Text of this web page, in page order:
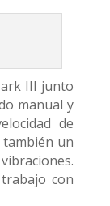
III junto
manual y
de
un
con